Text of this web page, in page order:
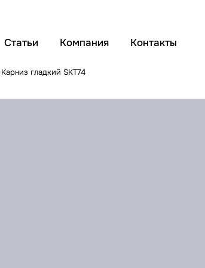
Статьи Компания Контакты
Карниз гладкий SKT74